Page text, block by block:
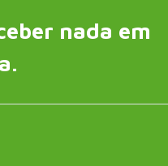
nada em